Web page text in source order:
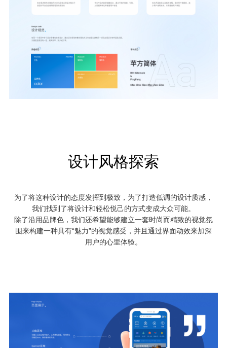
设计风格探索
为了将这种设计的态度发挥到极致，为了打造低调的设计质感，
我们找到了将设计和轻松悦己的方式变成大众可能。
除了沿用品牌色，我们还希望能够建立一套时尚而精致的视觉氛
围来构建一种具有“魅力”的视觉感受，并且通过界面动效来加深
用户的心里体验。